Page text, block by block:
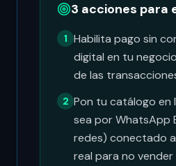
3 acciones para
1 Habilita pago sin
digital en tu
de las
2 Pon tu catálogo en
sea por WhatsApp
redes) conectado
real para no